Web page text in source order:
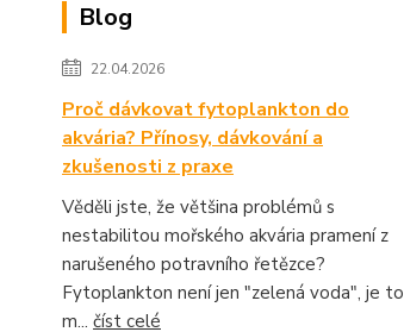
Blog
22.04.2026
Proč dávkovat fytoplankton do
akvária? Přínosy, dávkování a
zkušenosti z praxe
Věděli jste, že většina problémů s
nestabilitou mořského akvária pramení z
narušeného potravního řetězce?
Fytoplankton není jen "zelená voda", je to
m... číst celé